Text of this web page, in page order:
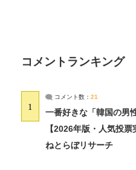
コメントランキング
1
コメント数： 21
一番好きな「韓国の男
【2026年版・人気投
ねとらぼリサーチ